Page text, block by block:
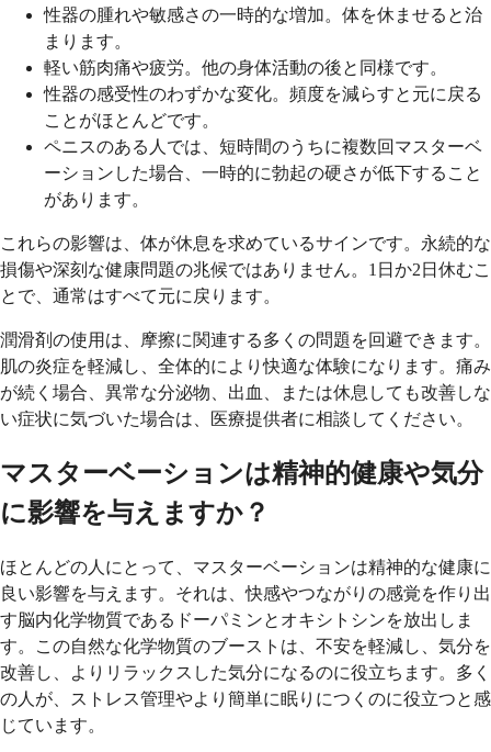
性器の腫れや敏感さの一時的な増加。体を休ませると治
まります。
軽い筋肉痛や疲労。他の身体活動の後と同様です。
性器の感受性のわずかな変化。頻度を減らすと元に戻る
ことがほとんどです。
ペニスのある人では、短時間のうちに複数回マスターベ
ーションした場合、一時的に勃起の硬さが低下すること
があります。
これらの影響は、体が休息を求めているサインです。永続的な
損傷や深刻な健康問題の兆候ではありません。1日か2日休むこ
とで、通常はすべて元に戻ります。
潤滑剤の使用は、摩擦に関連する多くの問題を回避できます。
肌の炎症を軽減し、全体的により快適な体験になります。痛み
が続く場合、異常な分泌物、出血、または休息しても改善しな
い症状に気づいた場合は、医療提供者に相談してください。
マスターベーションは精神的健康や気分
に影響を与えますか？
ほとんどの人にとって、マスターベーションは精神的な健康に
良い影響を与えます。それは、快感やつながりの感覚を作り出
す脳内化学物質であるドーパミンとオキシトシンを放出しま
す。この自然な化学物質のブーストは、不安を軽減し、気分を
改善し、よりリラックスした気分になるのに役立ちます。多く
の人が、ストレス管理やより簡単に眠りにつくのに役立つと感
じています。